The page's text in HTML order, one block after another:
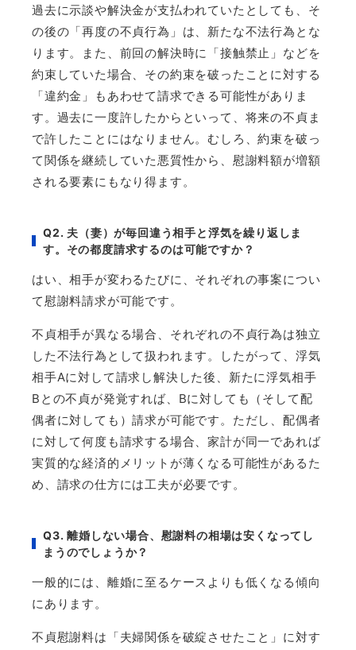
過去に示談や解決金が支払われていたとしても、そ
の後の「再度の不貞行為」は、新たな不法行為とな
ります。また、前回の解決時に「接触禁止」などを
約束していた場合、その約束を破ったことに対する
「違約金」もあわせて請求できる可能性がありま
す。過去に一度許したからといって、将来の不貞ま
で許したことにはなりません。むしろ、約束を破っ
て関係を継続していた悪質性から、慰謝料額が増額
される要素にもなり得ます。
Q2. 夫（妻）が毎回違う相手と浮気を繰り返しま
す。その都度請求するのは可能ですか？
はい、相手が変わるたびに、それぞれの事案につい
て慰謝料請求が可能です。
不貞相手が異なる場合、それぞれの不貞行為は独立
した不法行為として扱われます。したがって、浮気
相手Aに対して請求し解決した後、新たに浮気相手
B との不貞が発覚すれば、 Bに対しても（そして配
偶者に対しても）請求が可能です。ただし、配偶者
に対して何度も請求する場合、家計が同一であれば
実質的な経済的メリットが薄くなる可能性があるた
め、請求の仕方には工夫が必要です。
Q3.離婚しない場合、慰謝料の相場は安くなってし
まうのでしょうか？
一般的には、離婚に至るケースよりも低くなる傾向
にあります。
不貞慰謝料は「夫婦関係を破綻させたこと」に対す